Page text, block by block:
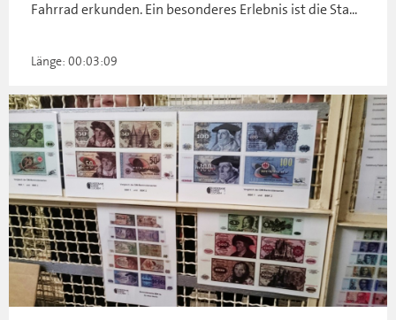
Fahrrad erkunden. Ein besonderes Erlebnis ist die Sta...
Länge: 00:03:09